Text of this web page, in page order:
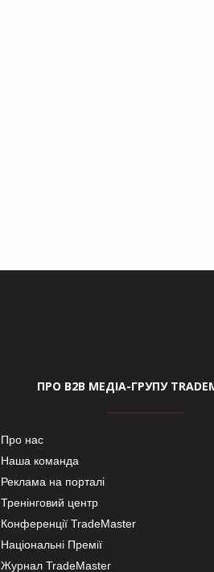
ПРО В2В МЕДІА-ГРУПУ
Про нас
Наша команда
Реклама на порталі
Тренінговий центр
Конференції TradeMaster
Національні Премії
Журнал TradeMaster